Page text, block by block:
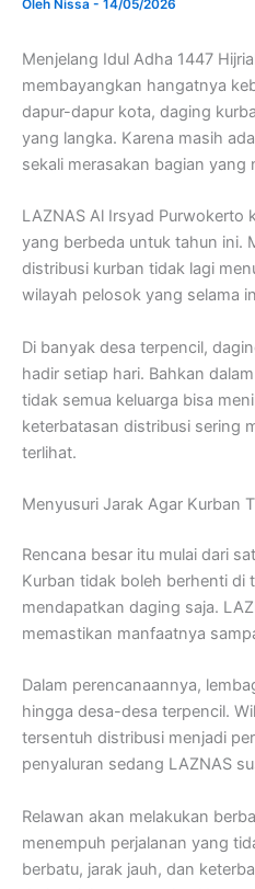
Oleh Nissa - 14/05/2026
Menjelang Idul Adha 1447
membayangkan hangatnya
dapur-dapur kota, daging
yang langka. Karena masih
sekali merasakan bagian
LAZNAS Al Irsyad Purwokerto
yang berbeda untuk tahun ini.
distribusi kurban tidak lagi
wilayah pelosok yang selama
Di banyak desa terpencil,
hadir setiap hari. Bahkan
tidak semua keluarga bisa
keterbatasan distribusi sering
terlihat.
Menyusuri Jarak Agar Kurban
Rencana besar itu mulai dari
Kurban tidak boleh berhenti di
mendapatkan daging saja.
memastikan manfaatnya
Dalam perencanaannya,
hingga desa-desa terpencil.
tersentuh distribusi menjadi
penyaluran sedang LAZNAS
Relawan akan melakukan
menempuh perjalanan yang
berbatu, jarak jauh, dan